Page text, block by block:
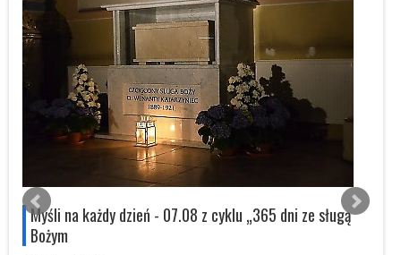
Myśli na każdy dzień - 07.08 z cyklu „365 dni ze sługą
Bożym